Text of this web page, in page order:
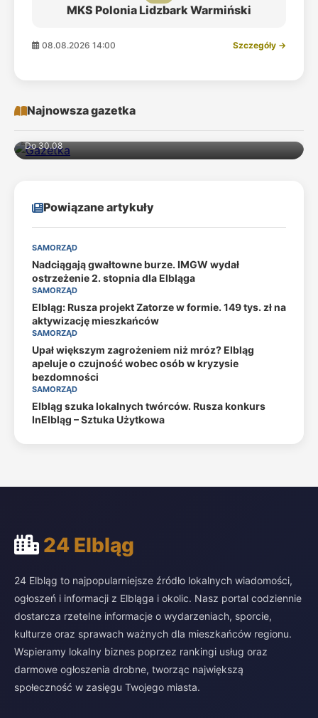
MKS Polonia Lidzbark Warmiński
08.08.2026 14:00 Szczegóły →
Najnowsza gazetka
Do 30.08
Powiązane artykuły
SAMORZĄD
Nadciągają gwałtowne burze. IMGW wydał
ostrzeżenie 2. stopnia dla Elbląga
SAMORZĄD
Elbląg: Rusza projekt Zatorze w formie. 149 tys. zł na
aktywizację mieszkańców
SAMORZĄD
Upał większym zagrożeniem niż mróz? Elbląg
apeluje o czujność wobec osób w kryzysie
bezdomności
SAMORZĄD
Elbląg szuka lokalnych twórców. Rusza konkurs
InElbląg – Sztuka Użytkowa
24 Elbląg
24 Elbląg to najpopularniejsze źródło lokalnych wiadomości,
ogłoszeń i informacji z Elbląga i okolic. Nasz portal codziennie
dostarcza rzetelne informacje o wydarzeniach, sporcie,
kulturze oraz sprawach ważnych dla mieszkańców regionu.
Wspieramy lokalny biznes poprzez rankingi usług oraz
darmowe ogłoszenia drobne, tworząc największą
społeczność w zasięgu Twojego miasta.